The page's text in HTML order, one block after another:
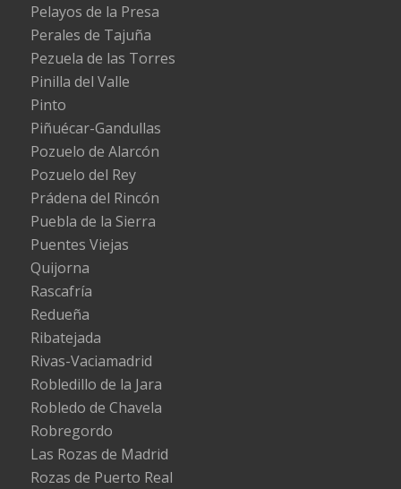
Pelayos de la Presa
Perales de Tajuña
Pezuela de las Torres
Pinilla del Valle
Pinto
Piñuécar-Gandullas
Pozuelo de Alarcón
Pozuelo del Rey
Prádena del Rincón
Puebla de la Sierra
Puentes Viejas
Quijorna
Rascafría
Redueña
Ribatejada
Rivas-Vaciamadrid
Robledillo de la Jara
Robledo de Chavela
Robregordo
Las Rozas de Madrid
Rozas de Puerto Real